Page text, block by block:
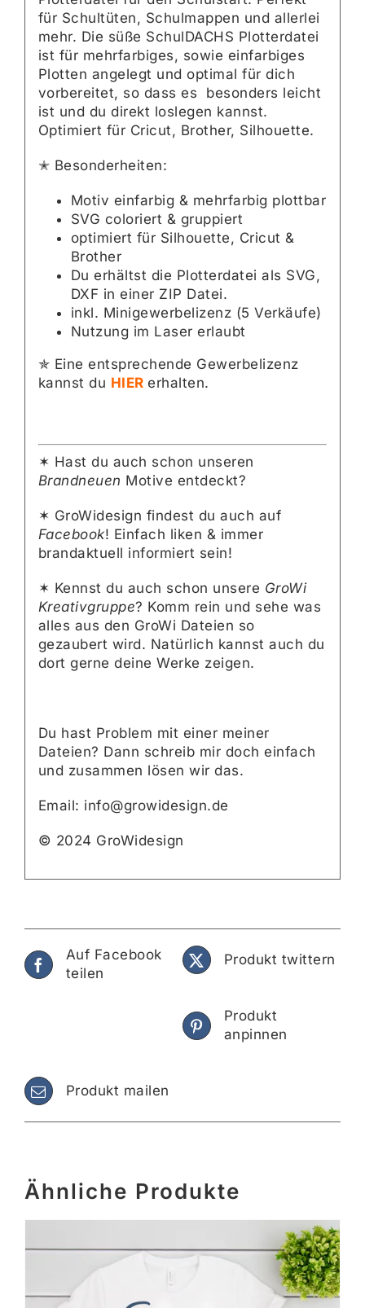
für Schultüten, Schulmappen und allerlei
mehr. Die süße SchulDACHS Plotterdatei
ist für mehrfarbiges, sowie einfarbiges
Plotten angelegt und optimal für dich
vorbereitet, so dass es besonders leicht
ist und du direkt loslegen kannst.
Optimiert für Cricut, Brother, Silhouette.
✭ Besonderheiten:
Motiv einfarbig & mehrfarbig plottbar
SVG coloriert & gruppiert
optimiert für Silhouette, Cricut &
Brother
Du erhältst die Plotterdatei als SVG,
DXF in einer ZIP Datei.
inkl. Minigewerbelizenz (5 Verkäufe)
Nutzung im Laser erlaubt
✯ Eine entsprechende Gewerbelizenz
kannst du HIERerhalten.
✶ Hast du auch schon unseren
Brandneuen Motive entdeckt?
✶ GroWidesign findest du auch auf
Facebook! Einfach liken & immer
brandaktuell informiert sein!
✶ Kennst du auch schon unsere GroWi
Kreativgruppe? Komm rein und sehe was
alles aus den GroWi Dateien so
gezaubert wird. Natürlich kannst auch du
dort gerne deine Werke zeigen.
Du hast Problem mit einer meiner
Dateien? Dann schreib mir doch einfach
und zusammen lösen wir das.
Email: info@growidesign.de
© 2024 GroWidesign
Auf Facebook
teilen
Produkt twittern
Produkt
anpinnen
Produkt mailen
Ähnliche Produkte